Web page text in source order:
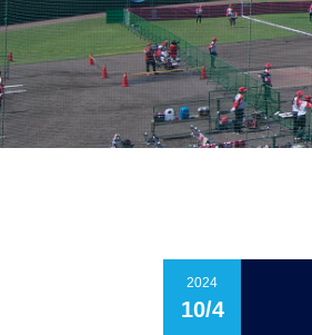
2024
10/4